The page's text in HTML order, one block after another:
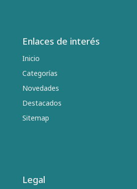
Enlaces de interés
Inicio
Categorías
Novedades
Destacados
Sitemap
Legal